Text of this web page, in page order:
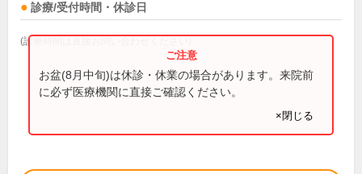
診療/受付時間・休診日
(診療時間は直接お問い合わせください)
お盆(8月中旬)は休診・休業の場合があります。来院前
に必ず医療機関に直接ご確認ください。
×閉じる